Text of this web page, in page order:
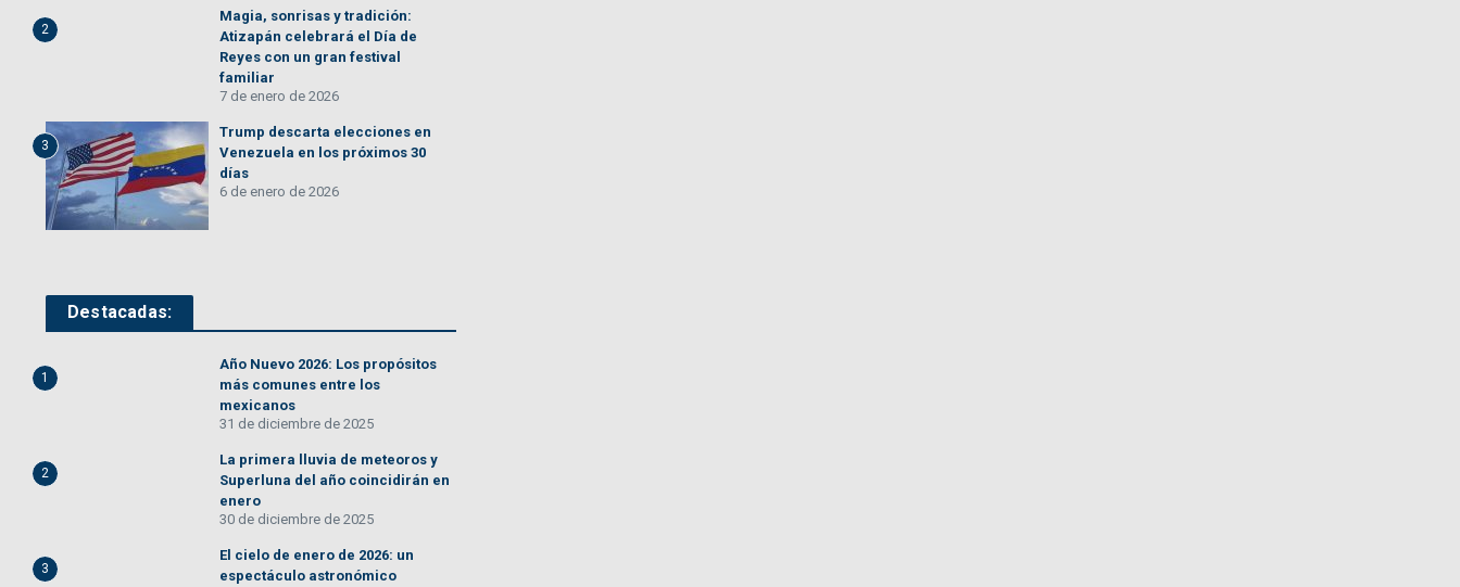
2
Magia, sonrisas y tradición:
Atizapán celebrará el Día de
Reyes con un gran festival
familiar
7 de enero de 2026
3
Trump descarta elecciones en
Venezuela en los próximos 30
días
6 de enero de 2026
Destacadas:
1
Año Nuevo 2026: Los propósitos
más comunes entre los
mexicanos
31 de diciembre de 2025
2
La primera lluvia de meteoros y
Superluna del año coincidirán en
enero
30 de diciembre de 2025
3
El cielo de enero de 2026: un
espectáculo astronómico